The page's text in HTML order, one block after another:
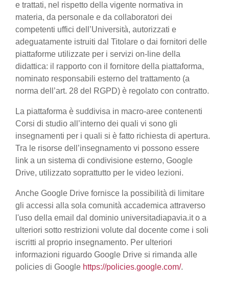
e trattati, nel rispetto della vigente normativa in
materia, da personale e da collaboratori dei
competenti uffici dell’Università, autorizzati e
adeguatamente istruiti dal Titolare o dai fornitori delle
piattaforme utilizzate per i servizi on-line della
didattica: il rapporto con il fornitore della piattaforma,
nominato responsabili esterno del trattamento (a
norma dell’art. 28 del RGPD) è regolato con contratto.
La piattaforma è suddivisa in macro-aree contenenti
Corsi di studio all’interno dei quali vi sono gli
insegnamenti per i quali si è fatto richiesta di apertura.
Tra le risorse dell’insegnamento vi possono essere
link a un sistema di condivisione esterno, Google
Drive, utilizzato soprattutto per le video lezioni.
Anche Google Drive fornisce la possibilità di limitare
gli accessi alla sola comunità accademica attraverso
l'uso della email dal dominio universitadiapavia.it o a
ulteriori sotto restrizioni volute dal docente come i soli
iscritti al proprio insegnamento. Per ulteriori
informazioni riguardo Google Drive si rimanda alle
policies di Google https://policies.google.com/.